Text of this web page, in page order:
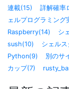
連載(15)
詳解確率
ェルプログラミン
Raspberry(14)
シ
sush(10)
シェル
Python(9)
別のサ
カップ(7)